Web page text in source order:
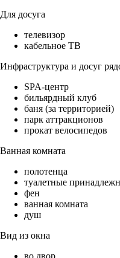
Для досуга
телевизор
кабельное ТВ
Инфраструктура и досуг
SPA-центр
бильярдный клуб
баня (за территорией)
парк аттракционов
прокат велосипедов
Ванная комната
полотенца
туалетные
фен
ванная комната
душ
Вид из окна
во двор